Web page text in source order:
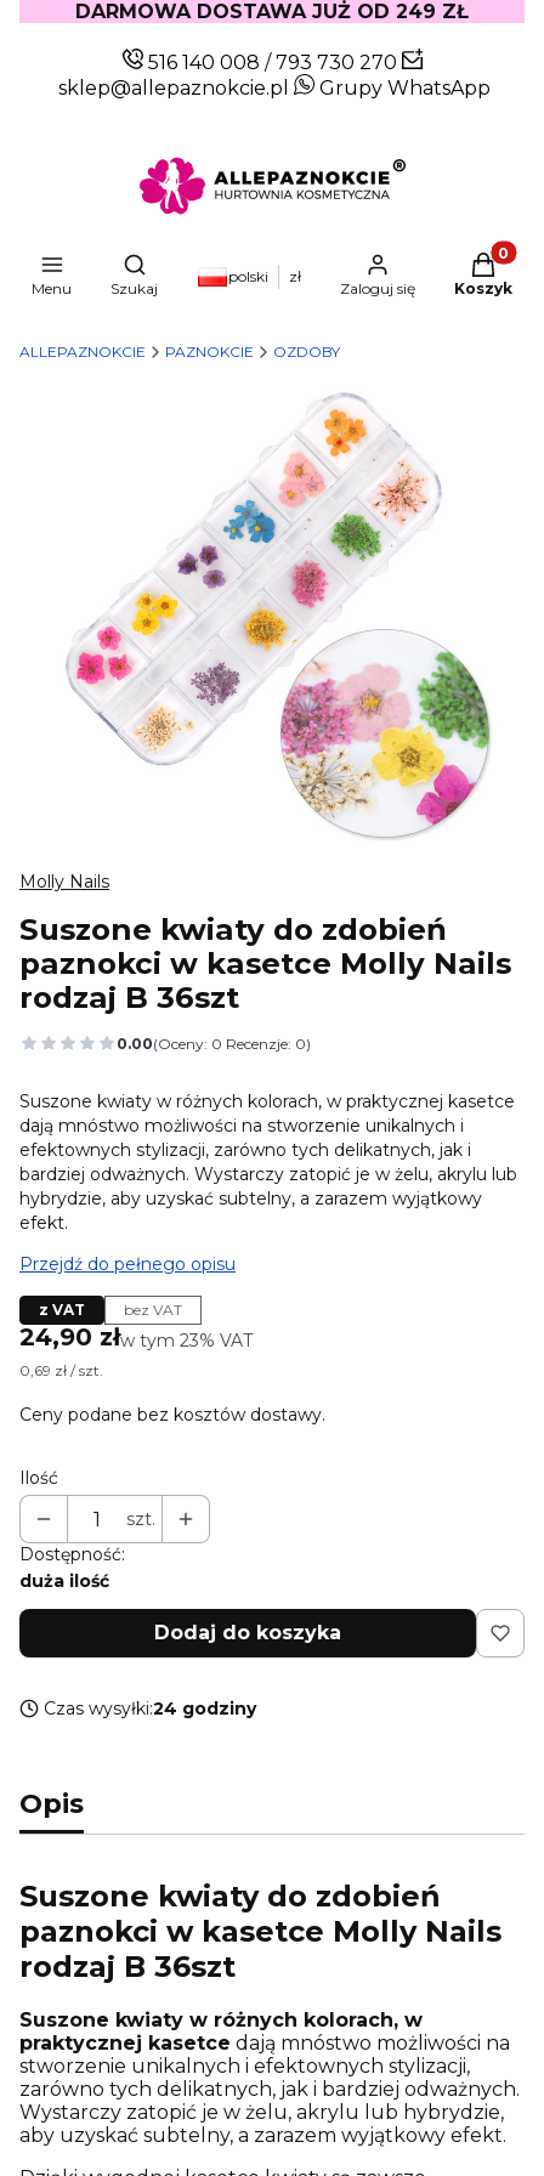
DARMOWA DOSTAWA JUŻ OD 249 ZŁ
516 140 008 /793 730 270
sklep@allepaznokcie.pl
Grupy WhatsApp
Menu
Otwórz wyszukiwarkę
Szukaj
polski zł
Zaloguj się Koszyk
ALLEPAZNOKCIE PAZNOKCIE OZDOBY
Molly Nails
Suszone kwiaty do zdobień
paznokci w kasetce Molly Nails
rodzaj B 36szt
0.00(Oceny: 0 Recenzje: 0)
Przejdź do sekcji Opinie
Suszone kwiaty w różnych kolorach, w praktycznej kasetce
dają mnóstwo możliwości na stworzenie unikalnych i
efektownych stylizacji, zarówno tych delikatnych, jak i
bardziej odważnych. Wystarczy zatopić je w żelu, akrylu lub
hybrydzie, aby uzyskać subtelny, a zarazem wyjątkowy
efekt.
Przejdź do pełnego opisu
z VAT bez VAT
Cena
24,90 złw tym 23% VAT
w tym 23% VAT
0,69 zł / szt.
Ceny podane bez kosztów dostawy.
Ilość
szt.
Dostępność:
duża ilość
Dodaj do koszyka
Czas wysyłki:24 godziny
Opis
Suszone kwiaty do zdobień
paznokci w kasetce Molly Nails
rodzaj B 36szt
Suszone kwiaty w różnych kolorach, w
praktycznej kasetce dają mnóstwo możliwości na
stworzenie unikalnych i efektownych stylizacji,
zarówno tych delikatnych, jak i bardziej odważnych.
Wystarczy zatopić je w żelu, akrylu lub hybrydzie,
aby uzyskać subtelny, a zarazem wyjątkowy efekt.